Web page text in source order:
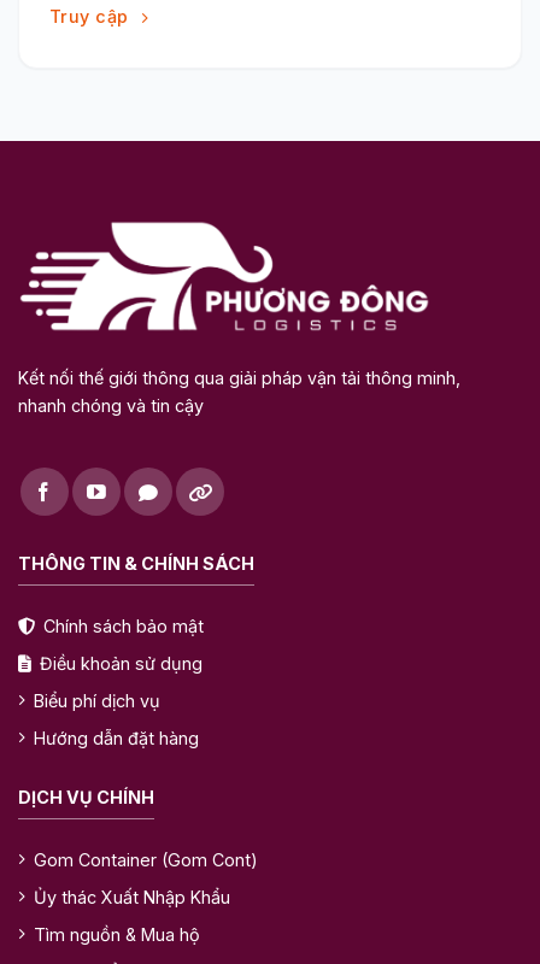
Truy cập
Kết nối thế giới thông qua giải pháp vận tải thông minh,
nhanh chóng và tin cậy
THÔNG TIN & CHÍNH SÁCH
Chính sách bảo mật
Điều khoản sử dụng
Biểu phí dịch vụ
Hướng dẫn đặt hàng
DỊCH VỤ CHÍNH
Gom Container (Gom Cont)
Ủy thác Xuất Nhập Khẩu
Tìm nguồn & Mua hộ